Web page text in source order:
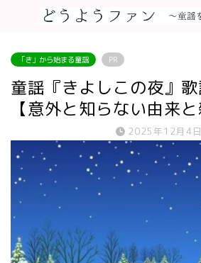
「き」から始まる童謡 PR
童謡『きよしこの夜』
【意外と知らない由来と
2025年12月4日